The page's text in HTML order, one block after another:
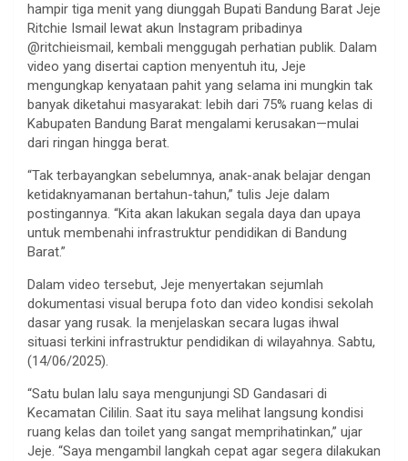
hampir tiga menit yang diunggah Bupati Bandung Barat Jeje
Ritchie Ismail lewat akun Instagram pribadinya
@ritchieismail, kembali menggugah perhatian publik. Dalam
video yang disertai caption menyentuh itu, Jeje
mengungkap kenyataan pahit yang selama ini mungkin tak
banyak diketahui masyarakat: lebih dari 75% ruang kelas di
Kabupaten Bandung Barat mengalami kerusakan—mulai
dari ringan hingga berat.
“Tak terbayangkan sebelumnya, anak-anak belajar dengan
ketidaknyamanan bertahun-tahun,” tulis Jeje dalam
postingannya. “Kita akan lakukan segala daya dan upaya
untuk membenahi infrastruktur pendidikan di Bandung
Barat.”
Dalam video tersebut, Jeje menyertakan sejumlah
dokumentasi visual berupa foto dan video kondisi sekolah
dasar yang rusak. Ia menjelaskan secara lugas ihwal
situasi terkini infrastruktur pendidikan di wilayahnya. Sabtu,
(14/06/2025).
“Satu bulan lalu saya mengunjungi SD Gandasari di
Kecamatan Cililin. Saat itu saya melihat langsung kondisi
ruang kelas dan toilet yang sangat memprihatinkan,” ujar
Jeje. “Saya mengambil langkah cepat agar segera dilakukan